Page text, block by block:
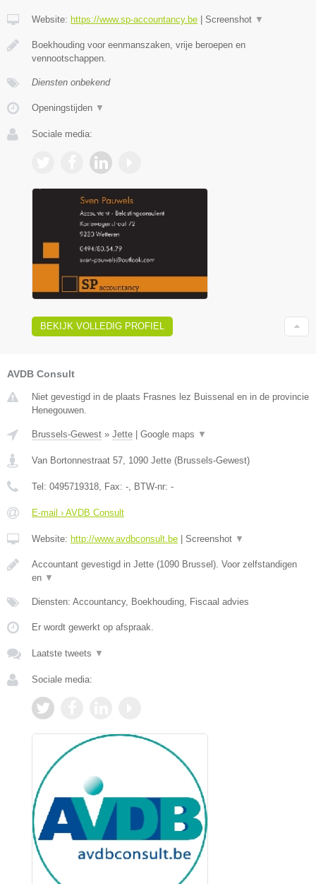
Website: https://www.sp-accountancy.be Screenshot ▼
Boekhouding voor eenmanszaken, vrije beroepen en
vennootschappen.
Diensten onbekend
Openingstijden ▼
Sociale media:
BEKIJK VOLLEDIG PROFIEL
AVDB Consult
Niet gevestigd in de plaats Frasnes lez Buissenal en in de provincie
Henegouwen.
Brussels-Gewest » Jette | Google maps ▼
Van Bortonnestraat 57 1090 Jette (Brussels-Gewest)
Tel: 0495719318 , Fax: - , BTW-nr: -
E-mail › AVDB Consult
Website: http://www.avdbconsult.be | Screenshot ▼
Accountant gevestigd in Jette (1090 Brussel). Voor zelfstandigen
en ▼
Diensten: Accountancy, Boekhouding, Fiscaal advies
Er wordt gewerkt op afspraak.
Laatste tweets ▼
Sociale media: